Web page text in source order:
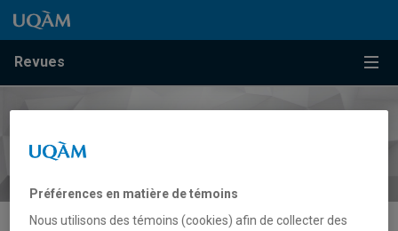
Passer au contenu
Accéder au menu principal
Accéder à la recherche
Passer au contenu
Accéder au menu principal
Revues
Préférences en matière de témoins
Nous utilisons des témoins (cookies) afin de collecter des